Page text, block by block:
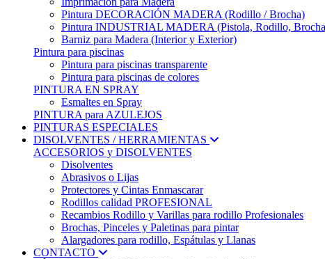
Pintura DECORACIÓN MADERA (Rodillo / Brocha)
Pintura INDUSTRIAL MADERA (Pistola, Rodillo,
Barniz para Madera (Interior y Exterior)
Pintura para piscinas
Pintura para piscinas transparente
Pintura para piscinas de colores
PINTURA EN SPRAY
Esmaltes en Spray
PINTURA para AZULEJOS
PINTURAS ESPECIALES
DISOLVENTES / HERRAMIENTAS
ACCESORIOS y DISOLVENTES
Disolventes
Abrasivos o Lijas
Protectores y Cintas Enmascarar
Rodillos calidad PROFESIONAL
Recambios Rodillo y Varillas para rodillo Profesionales
Brochas, Pinceles y Paletinas para pintar
Alargadores para rodillo, Espátulas y Llanas
CONTACTO